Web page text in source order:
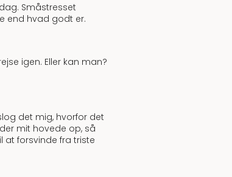
Småstresset
end hvad godt er.
igen. Eller kan man?
det mig, hvorfor det
mit hovede op, så
at forsvinde fra triste